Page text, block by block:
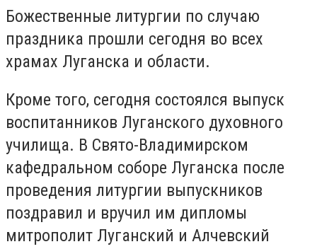
Божественные литургии по случаю
праздника прошли сегодня во всех
храмах Луганска и области.
Кроме того, сегодня состоялся выпуск
воспитанников Луганского духовного
училища. В Свято-Владимирском
кафедральном соборе Луганска после
проведения литургии выпускников
поздравил и вручил им дипломы
митрополит Луганский и Алчевский